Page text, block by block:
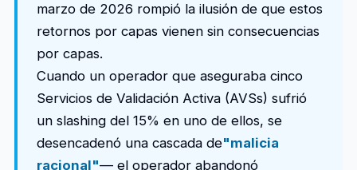
marzo de 2026 rompió la ilusión de que estos
retornos por capas vienen sin consecuencias
por capas.
Cuando un operador que aseguraba cinco
Servicios de Validación Activa (AVSs) sufrió
un slashing del 15% en uno de ellos, se
desencadenó una cascada de"malicia
racional"— el operador abandonó